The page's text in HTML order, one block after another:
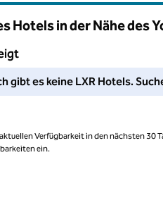
Hotels in der Nähe des
kein Hotel für Sie finden.
gibt es keine LXR Hotels.
Verfügbarkeit in den nächsten 30
ein.